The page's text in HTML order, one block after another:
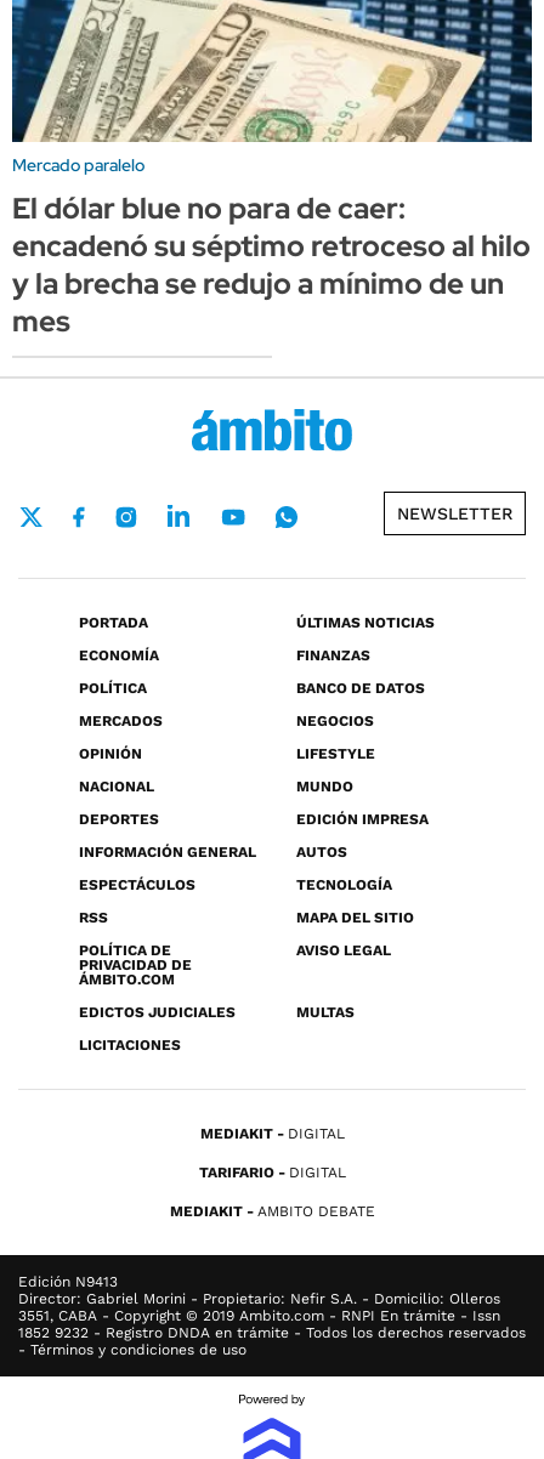
Mercado paralelo
El dólar blue no para de caer:
encadenó su séptimo retroceso al hilo
y la brecha se redujo a mínimo de un
mes
NEWSLETTER
PORTADA
ÚLTIMAS NOTICIAS
ECONOMÍA
FINANZAS
POLÍTICA
BANCO DE DATOS
MERCADOS
NEGOCIOS
OPINIÓN
LIFESTYLE
NACIONAL
MUNDO
DEPORTES
EDICIÓN IMPRESA
INFORMACIÓN GENERAL
AUTOS
ESPECTÁCULOS
TECNOLOGÍA
RSS
MAPA DEL SITIO
POLÍTICA DE
PRIVACIDAD DE
ÁMBITO.COM
AVISO LEGAL
EDICTOS JUDICIALES
MULTAS
LICITACIONES
MEDIAKIT DIGITAL
TARIFARIO DIGITAL
MEDIAKIT AMBITO DEBATE
Edición N9413
Director: Gabriel Morini - Propietario: Nefir S.A. - Domicilio: Olleros
3551, CABA - Copyright © 2019 Ambito.com - RNPI En trámite - Issn
1852 9232 - Registro DNDA en trámite - Todos los derechos reservados
- Términos y condiciones de uso